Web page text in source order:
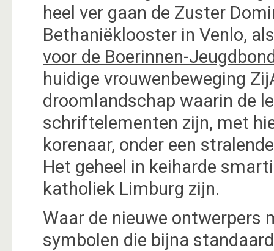
heel ver gaan de Zuster
Bethaniëklooster in Venlo,
voor de Boerinnen-
huidige vrouwenbeweging
droomlandschap waarin de
schriftelementen zijn, met
korenaar, onder een
Het geheel in keiharde
katholiek Limburg zijn.
Waar de nieuwe ontwerpers
symbolen die bijna